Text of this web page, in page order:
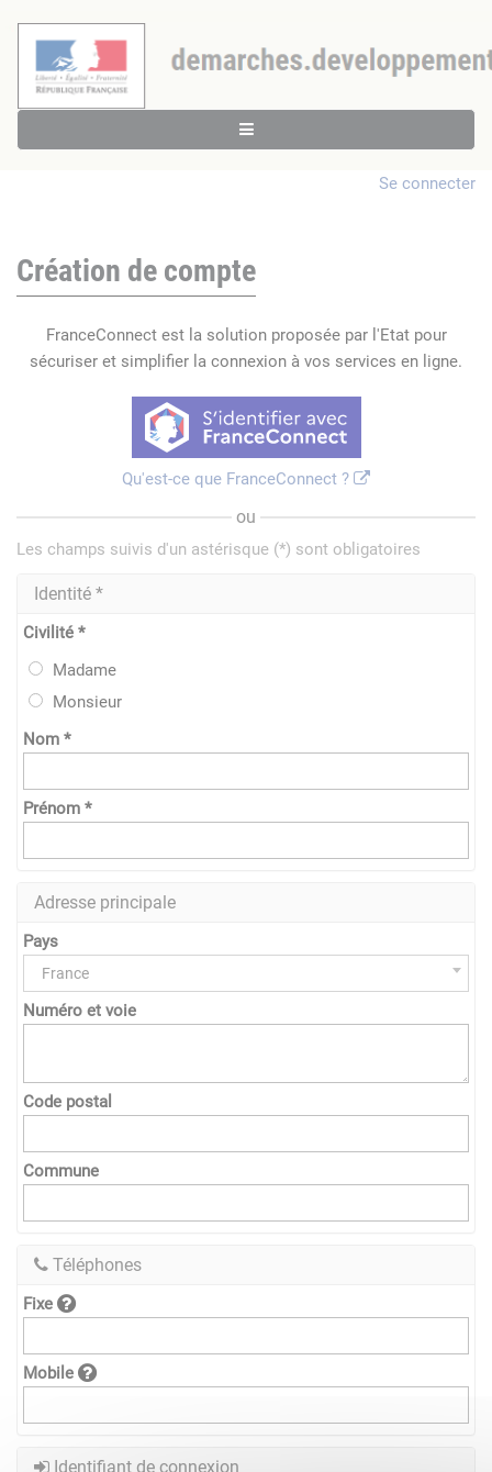
Se connecter
Création de compte
FranceConnect est la solution proposée par l'Etat pour
sécuriser et simplifier la connexion à vos services en ligne.
Qu'est-ce que FranceConnect ?
ou
Les champs suivis d'un astérisque (*) sont obligatoires
Identité *
Civilité *
Madame
Monsieur
Nom *
Prénom *
Adresse principale
Pays
France
Numéro et voie
Code postal
Commune
Téléphones
Fixe
Mobile
Identifiant de connexion